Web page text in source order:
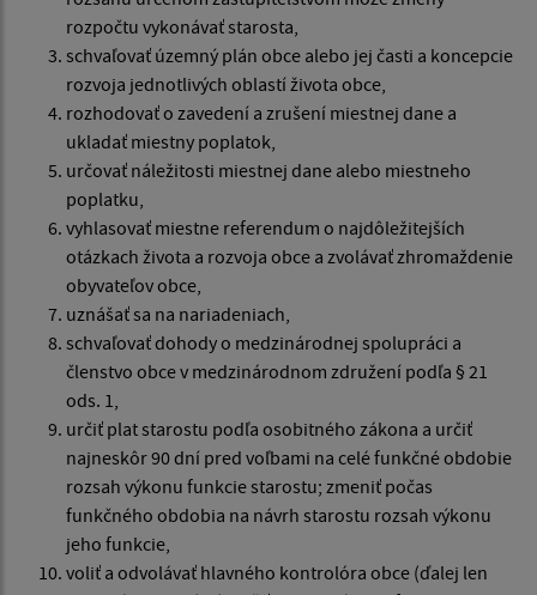
rozpočtu vykonávať starosta,
schvaľovať územný plán obce alebo jej časti a koncepcie
rozvoja jednotlivých oblastí života obce,
rozhodovať o zavedení a zrušení miestnej dane a
ukladať miestny poplatok,
určovať náležitosti miestnej dane alebo miestneho
poplatku,
vyhlasovať miestne referendum o najdôležitejších
otázkach života a rozvoja obce a zvolávať zhromaždenie
obyvateľov obce,
uznášať sa na nariadeniach,
schvaľovať dohody o medzinárodnej spolupráci a
členstvo obce v medzinárodnom združení podľa § 21
ods. 1,
určiť plat starostu podľa osobitného zákona a určiť
najneskôr 90 dní pred voľbami na celé funkčné obdobie
rozsah výkonu funkcie starostu; zmeniť počas
funkčného obdobia na návrh starostu rozsah výkonu
jeho funkcie,
voliť a odvolávať hlavného kontrolóra obce (ďalej len